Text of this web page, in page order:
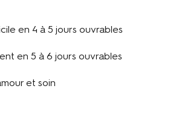
en 4 à 5 jours ouvrables
en 5 à 6 jours ouvrables
et soin